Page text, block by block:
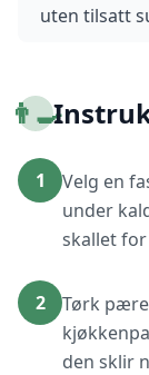
uten tilsatt
👨‍🍳
1
Velg en
under
skallet
2
Tørk
den sklir